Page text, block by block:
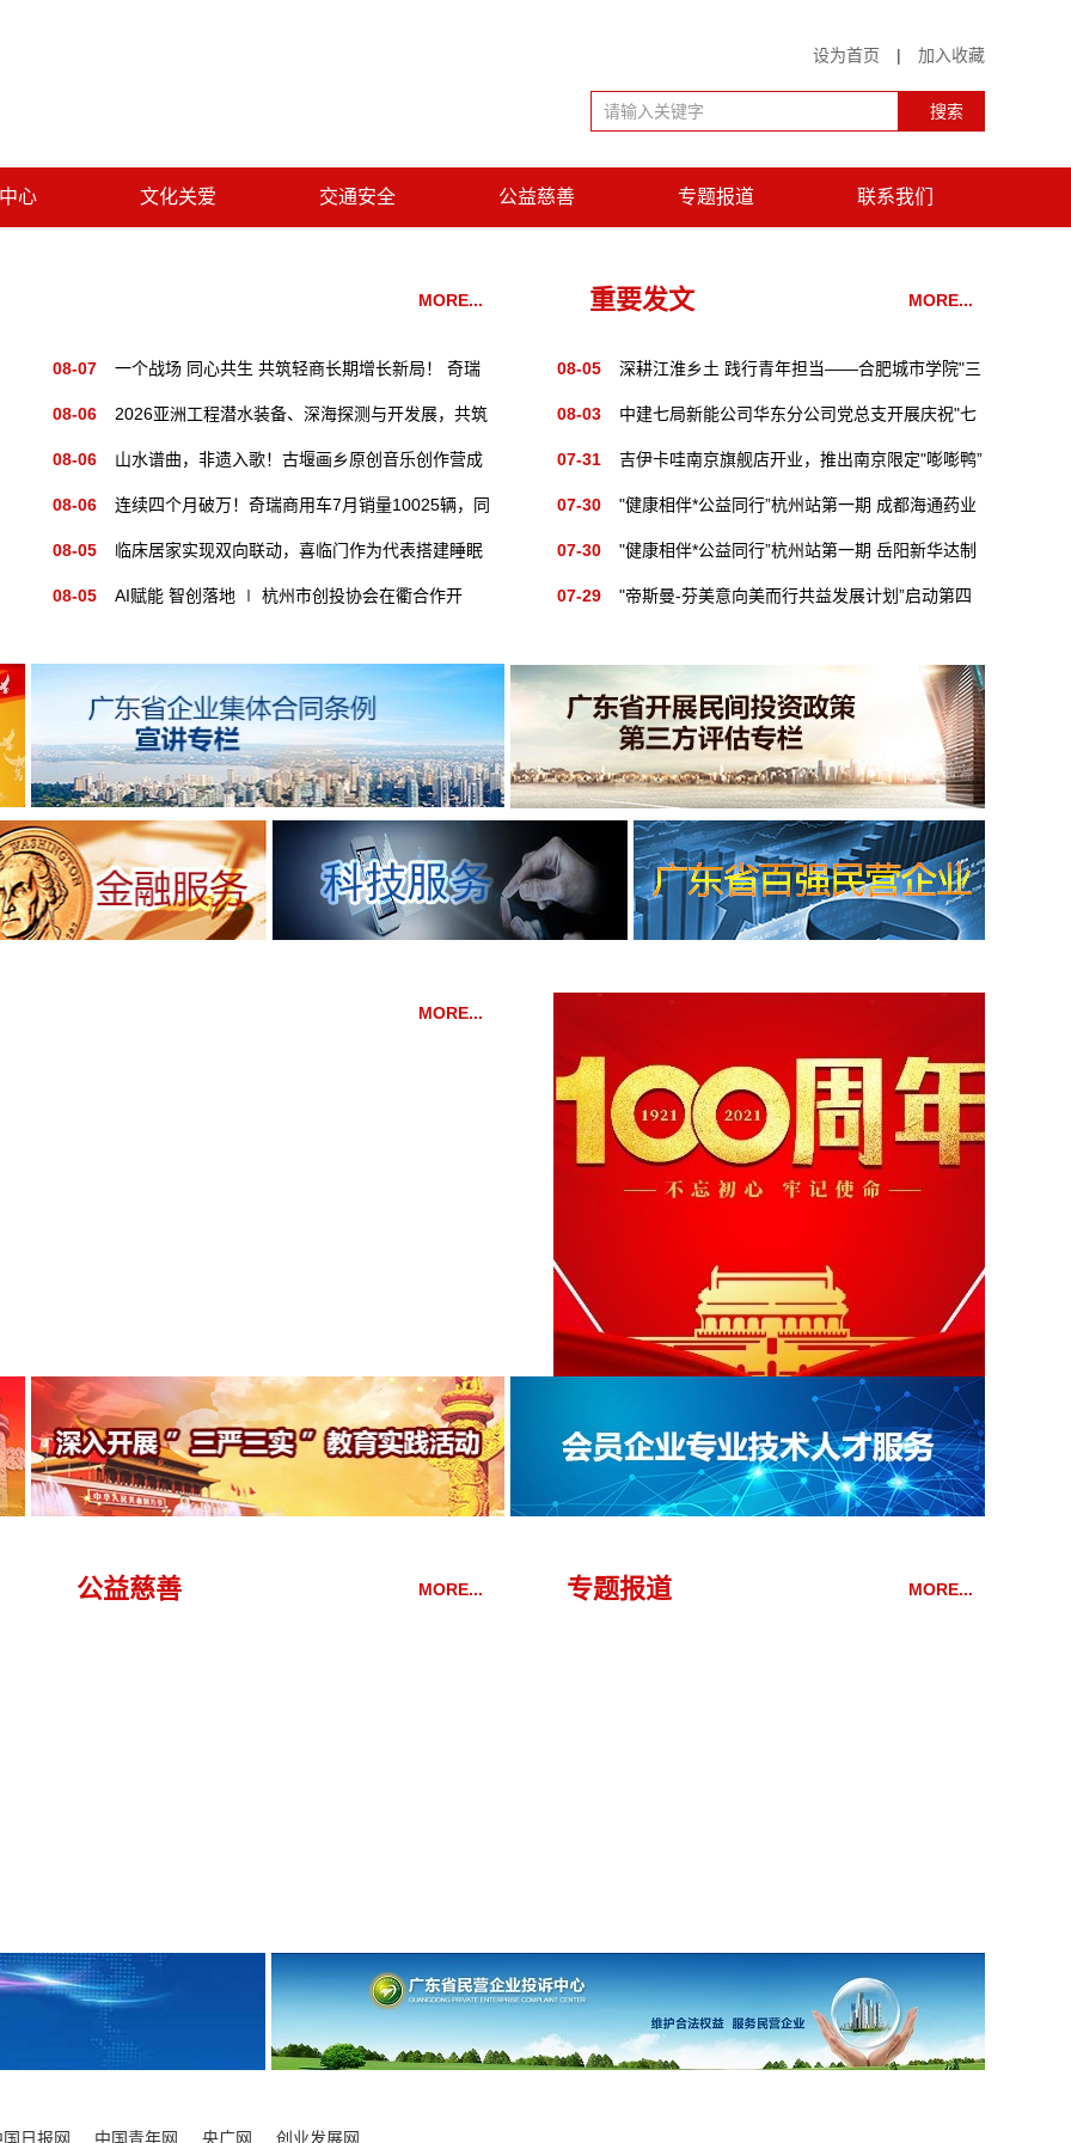
设为首页 | 加入收藏
心 文化关爱 交通安全 公益慈善 专题报道 联系我们
MORE...
08-07 一个战场 同心共生 共筑轻商长期增长新局！ 奇瑞
商用车 2026 年轻商年中合作伙伴大会隆重召开
08-06 2026亚洲工程潜水装备、深海探测与开发展，共筑
深海产业圈
08-06 山水谱曲，非遗入歌！古堰画乡原创音乐创作营成
果 EP《天声万物》线下首发
08-06 连续四个月破万！奇瑞商用车7月销量10025辆，同
比增长48.6%，出口同比增长96%
08-05 临床居家实现双向联动，喜临门作为代表搭建睡眠
医学新桥梁
08-05 AI赋能 智创落地 ∣ 杭州市创投协会在衢合作开
MORE...
重要发文
08-05 深耕江淮乡土 践行青年担当——合肥城市学院"三
扶”志愿服务团赴晥各地三扶助学
08-03 中建七局新能公司华东分公司党总支开展庆祝"七
一”主题系列活动
07-31 吉伊卡哇南京旗舰店开业，推出南京限定"嘭嘭鸭”
系列
07-30 "健康相伴*公益同行”杭州站第一期 成都海通药业
杭州滨江社区健康公益科普活动
07-30 "健康相伴*公益同行”杭州站第一期 岳阳新华达制
药杭州滨江社区健康公益科普活动
07-29 "帝斯曼-芬美意向美而行共益发展计划”启动第四
MORE...
MORE...
公益慈善 MORE...
专题报道
国日报网 中国青年网 央广网 创业发展网